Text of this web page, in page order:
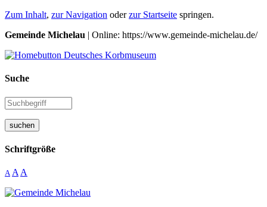
Zum Inhalt, zur Navigation oderzur Startseite springen.
Gemeinde Michelau | Online: https://www.gemeinde-michelau.de/
Suche
suchen
Schriftgröße
A A A